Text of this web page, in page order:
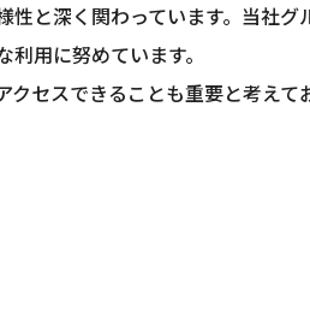
と深く関わっています。当社
用に努めています。
セスできることも重要と考え